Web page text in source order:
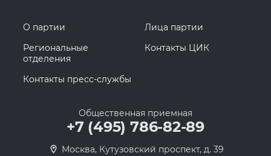
О партии
Лица партии
Региональные
отделения
Контакты ЦИК
Контакты пресс-службы
Общественная приемная
+7 (495) 786-82-89
Москва, Кутузовский проспект, д. 39